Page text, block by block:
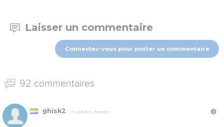
Laisser un commentaire
Connectez-vous pour poster un commentaire
92 commentaires
ghisk2 Il y a 8 ans, 8 mois